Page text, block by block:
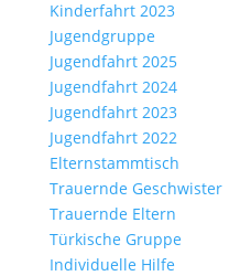
Kinderfahrt 2023
Jugendgruppe
Jugendfahrt 2025
Jugendfahrt 2024
Jugendfahrt 2023
Jugendfahrt 2022
Elternstammtisch
Trauernde Geschwister
Trauernde Eltern
Türkische Gruppe
Individuelle Hilfe